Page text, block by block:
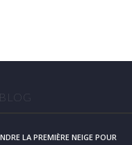
LA PREMIÈRE NEIGE POUR